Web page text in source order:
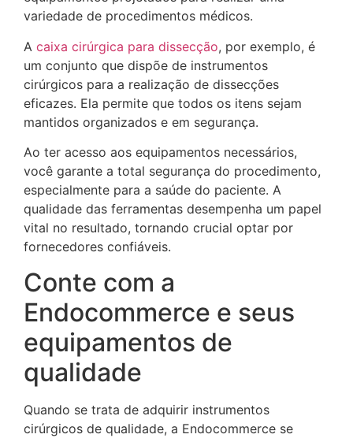
variedade de procedimentos médicos.
A caixa cirúrgica para dissecção, por exemplo, é
um conjunto que dispõe de instrumentos
cirúrgicos para a realização de dissecções
eficazes. Ela permite que todos os itens sejam
mantidos organizados e em segurança.
Ao ter acesso aos equipamentos necessários,
você garante a total segurança do procedimento,
especialmente para a saúde do paciente. A
qualidade das ferramentas desempenha um papel
vital no resultado, tornando crucial optar por
fornecedores confiáveis.
Conte com a
Endocommerce e seus
equipamentos de
qualidade
Quando se trata de adquirir instrumentos
cirúrgicos de qualidade, a Endocommerce se